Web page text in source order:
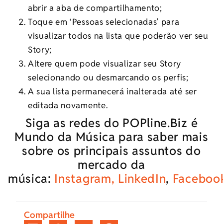
abrir a aba de compartilhamento;
Toque em ‘Pessoas selecionadas’ para
visualizar todos na lista que poderão ver seu
Story;
Altere quem pode visualizar seu Story
selecionando ou desmarcando os perfis;
A sua lista permanecerá inalterada até ser
editada novamente.
Siga as redes do POPline.Biz é
Mundo da Música para saber mais
sobre os principais assuntos do
mercado da
música: Instagram, LinkedIn,
Compartilhe